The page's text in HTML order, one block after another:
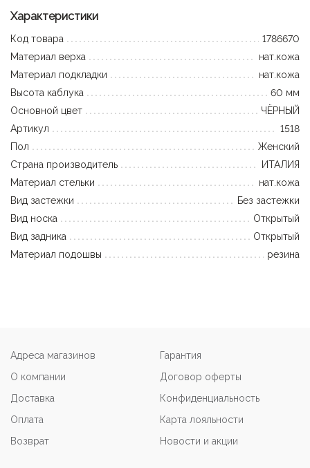
Характеристики
Код товара
1786670
Материал верха
нат.кожа
Материал подкладки
нат.кожа
Высота каблука
60 мм
Основной цвет
ЧЁРНЫЙ
Артикул
1518
Пол
Женский
Страна производитель
ИТАЛИЯ
Материал стельки
нат.кожа
Вид застежки
Без застежки
Вид носка
Открытый
Вид задника
Открытый
Материал подошвы
резина
Адреса магазинов
О компании
Доставка
Оплата
Возврат
Гарантия
Договор оферты
Конфиденциальность
Карта лояльности
Новости и акции